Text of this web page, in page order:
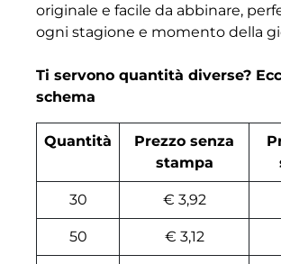
originale e facile da abbinare,
ogni stagione e momento della
Ti servono quantità diverse?
schema
Quantità
Prezzo senza
stampa
30 € 3,92
50 € 3,12